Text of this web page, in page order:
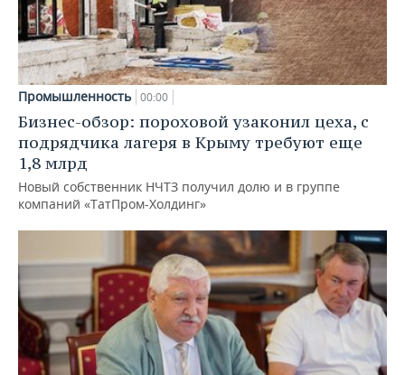
Промышленность 00:00
Бизнес-обзор: пороховой узаконил цеха, с
подрядчика лагеря в Крыму требуют еще
1,8 млрд
Новый собственник НЧТЗ получил долю и в группе
компаний «ТатПром-Холдинг»